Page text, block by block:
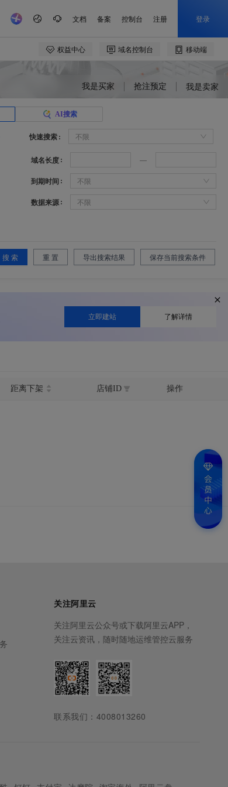
我是买家 抢注预定 我是卖家
AI搜索
快速搜索 不限
域名长度
到期时间 不限
数据来源 不限
搜 索 重 置 导出搜索结果 保存当前搜索条件
立即建站 了解详情
距离下架 店铺ID 操作